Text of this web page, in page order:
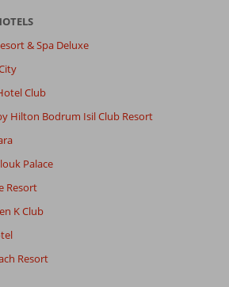
& Spa Deluxe
Club
Hilton Bodrum Isil Club Resort
Palace
Resort
K Club
Resort